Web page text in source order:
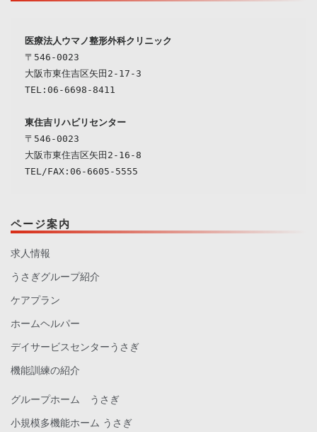
〒546-0023
大阪市東住吉区矢田2-17-3
TEL:06-6698-8411
東住吉リハビリセンター
〒546-0023
大阪市東住吉区矢田2-16-8
ページ案内
求人情報
うさぎグループ紹介
ケアプラン
ホームヘルパー
デイサービスセンターうさぎ
機能訓練の紹介
グループホーム うさぎ
小規模多機能ホーム うさぎ